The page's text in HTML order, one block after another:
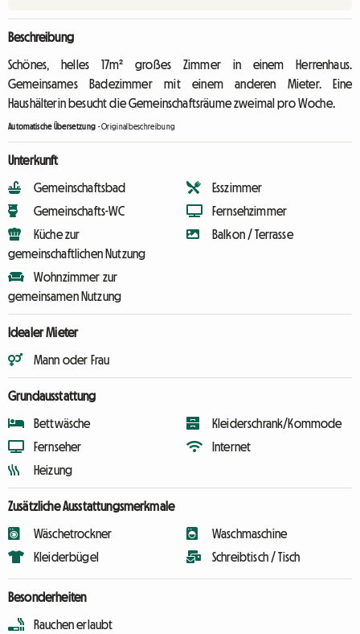
Beschreibung
Schönes, helles 17m² großes Zimmer in einem Herrenhaus.
Gemeinsames Badezimmer mit einem anderen Mieter. Eine
Haushälterin besucht die Gemeinschaftsräume zweimal pro Woche.
Automatische Übersetzung -Originalbeschreibung
Unterkunft
Gemeinschaftsbad
Gemeinschafts-WC
Küche zur
gemeinschaftlichen Nutzung
Wohnzimmer zur
gemeinsamen Nutzung
Esszimmer
Fernsehzimmer
Balkon / Terrasse
Idealer Mieter
Mann oder Frau
Grundausstattung
Bettwäsche
Fernseher
Heizung
Kleiderschrank/Kommode
Internet
Zusätzliche Ausstattungsmerkmale
Wäschetrockner
Kleiderbügel
Waschmaschine
Schreibtisch / Tisch
Besonderheiten
Rauchen erlaubt